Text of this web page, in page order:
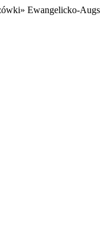
Ewangelicko-